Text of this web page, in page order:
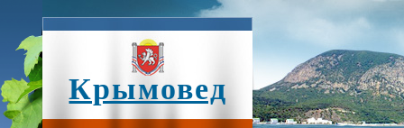
Крымовед